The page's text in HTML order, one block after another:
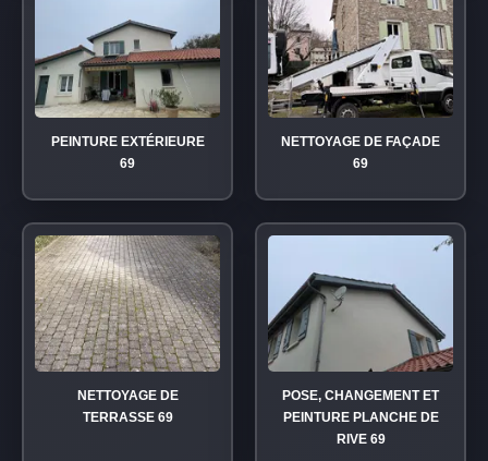
PEINTURE EXTÉRIEURE
69
NETTOYAGE DE FAÇADE
69
NETTOYAGE DE
TERRASSE 69
POSE, CHANGEMENT ET
PEINTURE PLANCHE DE
RIVE 69